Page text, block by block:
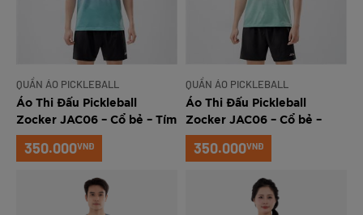
QUẦN ÁO PICKLEBALL
Áo Thi Đấu Pickleball
Zocker JAC06 – Cổ bẻ – Tím
350.000VNĐ
QUẦN ÁO PICKLEBALL
Áo Thi Đấu Pickleball
Zocker JAC06 – Cổ bẻ –
Xanh ngọc
350.000VNĐ